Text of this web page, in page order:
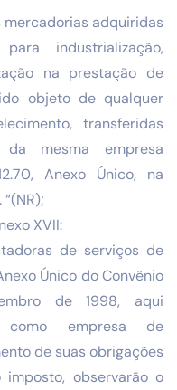
adquiridas
industrialização,
na prestação de
objeto de qualquer
transferidas
mesma empresa
Anexo Único, na
XVII:
de serviços de
Único do Convênio
de 1998, aqui
como empresa de
de suas obrigações
observarão o